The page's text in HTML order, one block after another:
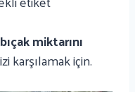
miktarını
karşılamak için.